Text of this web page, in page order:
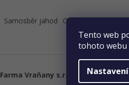
Tento web
tohoto webu
Nastavení
Samosběr jahod O nás Farmářský
Farma Vraňany s.r.o. . Všechna práva